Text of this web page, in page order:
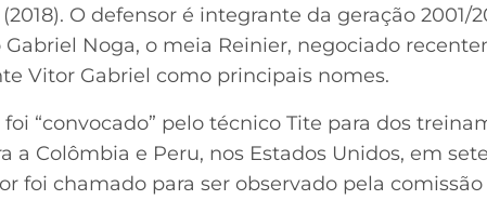
O defensor é integrante da geração 2001/
Gabriel Noga, o meia Reinier, negociado
Vitor Gabriel como principais nomes.
“convocado” pelo técnico Tite para dos
a Colômbia e Peru, nos Estados Unidos, em
foi chamado para ser observado pela